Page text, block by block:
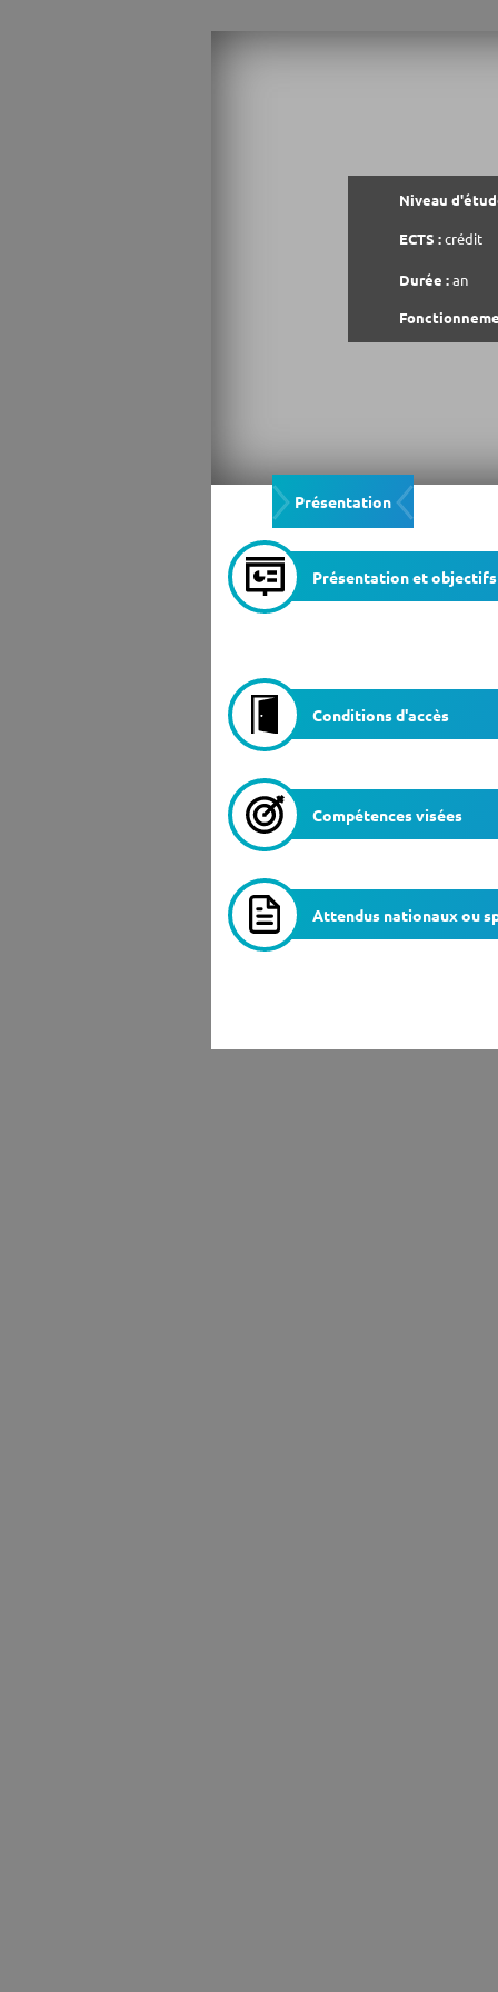
Niveau
ECTS :crédit
Durée :an
Présentation
Présentation et objectifs
Conditions d'accès
Compétences visées
Attendus nationaux ou